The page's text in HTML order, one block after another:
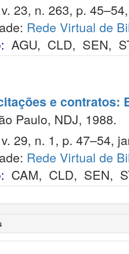
23, n. 263, p.
Rede Virtual de
AGU, CLD, SEN,
e contratos:
Paulo, NDJ, 1988.
29, n. 1, p. 47–54,
Rede Virtual de
CAM, CLD, SEN,